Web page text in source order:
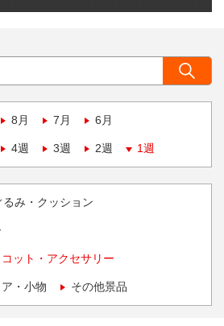
8月 7月 6月
4週 3週 2週 1週
るみ・クッション
ット・アクセサリー
・小物 その他景品